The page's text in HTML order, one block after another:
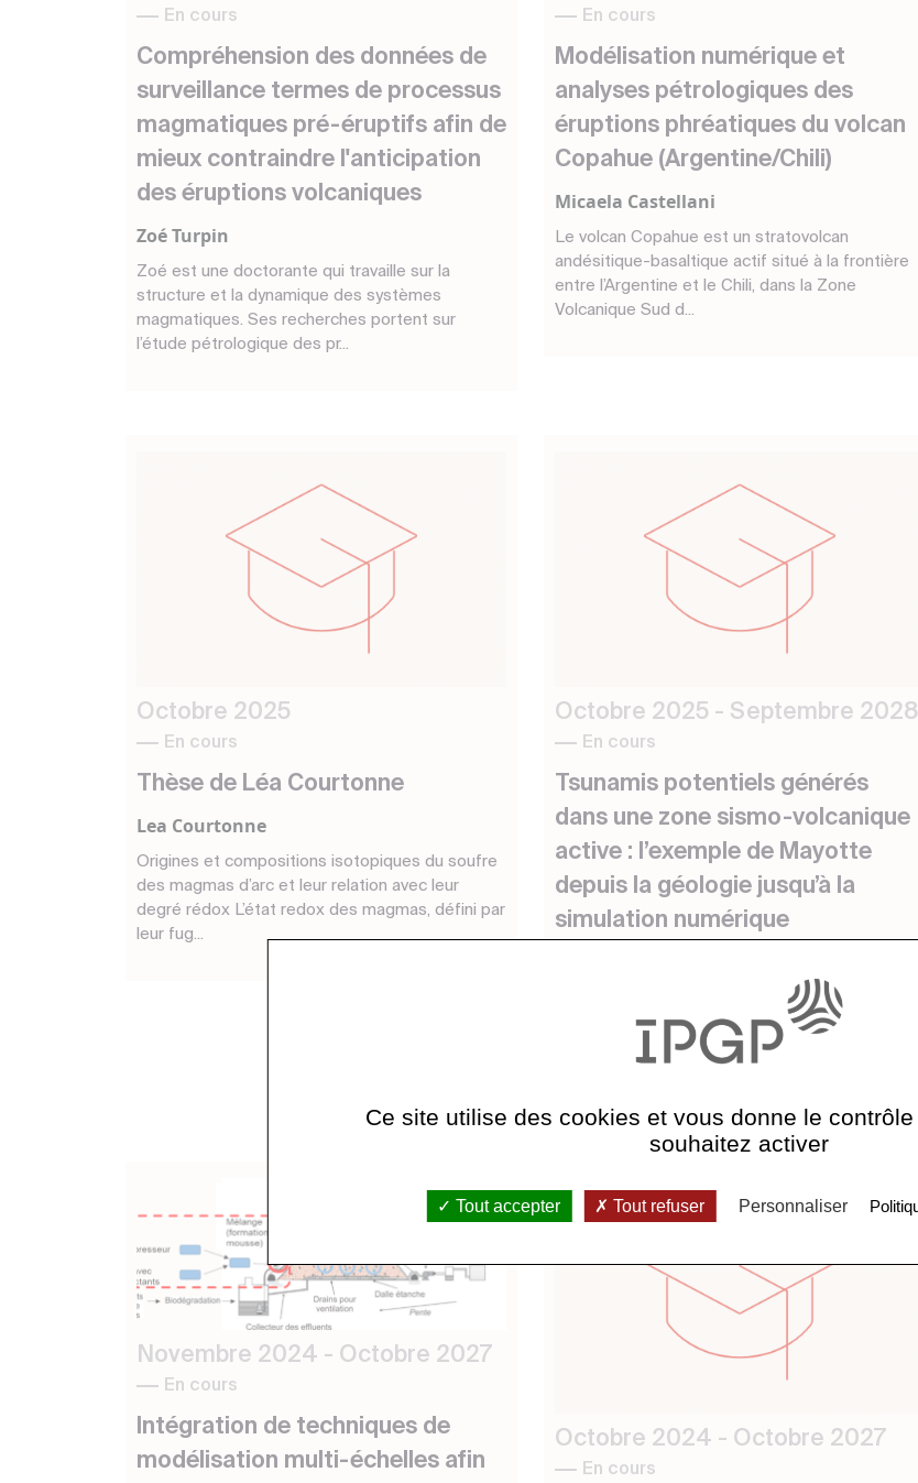
En cours
Compréhension des données de
surveillance termes de processus
magmatiques pré-éruptifs afin de
mieux contraindre l'anticipation
des éruptions volcaniques
Zoé Turpin
Zoé est une doctorante qui travaille sur la
structure et la dynamique des systèmes
magmatiques. Ses recherches portent sur
l’étude pétrologique des pr...
En cours
Modélisation numérique et
analyses pétrologiques des
éruptions phréatiques du volcan
Copahue (Argentine/Chili)
Micaela Castellani
Le volcan Copahue est un stratovolcan
andésitique-basaltique actif situé à la frontière
entre l’Argentine et le Chili, dans la Zone
Volcanique Sud d...
Octobre 2025
En cours
Thèse de Léa Courtonne
Lea Courtonne
Origines et compositions isotopiques du soufre
des magmas d’arc et leur relation avec leur
degré rédox L’état redox des magmas, défini par
leur fug...
Octobre 2025 - Septembre 2028
En cours
Tsunamis potentiels générés
dans une zone sismo-volcanique
active : l’exemple de Mayotte
depuis la géologie jusqu’à la
simulation numérique
Depuis mai 2018, l’île de Mayotte connaît une
activité sismique importante liée à une activité
volcanique sous-marine qui aurait débuté à 50
Novembre 2024 - Octobre 2027
En cours
Intégration de techniques de
modélisation multi-échelles afin
Octobre 2024 - Octobre 2027
En cours
Ce site utilise des cookies et vous donne le
souhaitez activer
Tout accepter Tout refuser Personnaliser